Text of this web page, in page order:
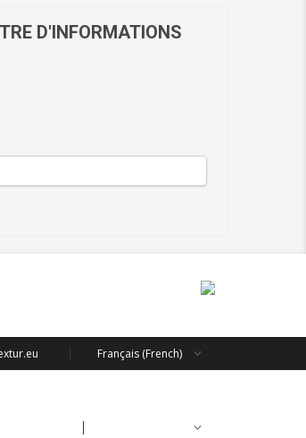
D'INFORMATIONS
Français (French)